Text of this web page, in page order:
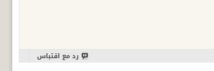
رد مع اقتباس